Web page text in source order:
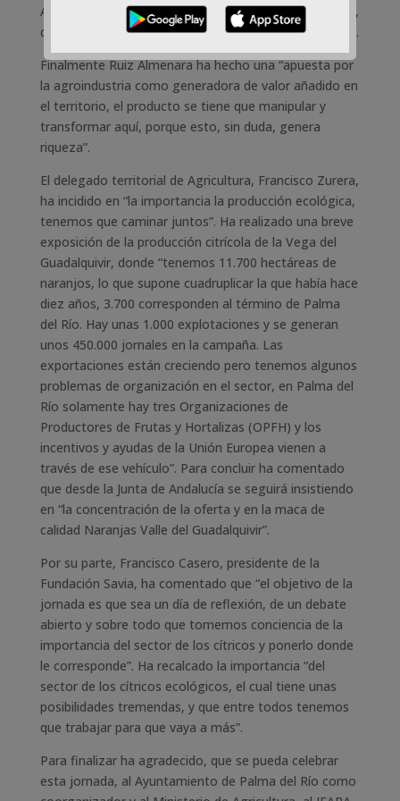
Ayuntamiento de Palma del Río el 30 de junio de 2016,
después un proceso participativo y fruto del consenso.
Finalmente Ruiz Almenara ha hecho una “apuesta por
la agroindustria como generadora de valor añadido en
el territorio, el producto se tiene que manipular y
transformar aquí, porque esto, sin duda, genera
riqueza”.
El delegado territorial de Agricultura, Francisco Zurera,
ha incidido en “la importancia la producción ecológica,
tenemos que caminar juntos”. Ha realizado una breve
exposición de la producción citrícola de la Vega del
Guadalquivir, donde “tenemos 11.700 hectáreas de
naranjos, lo que supone cuadruplicar la que había hace
diez años, 3.700 corresponden al término de Palma
del Río. Hay unas 1.000 explotaciones y se generan
unos 450.000 jornales en la campaña. Las
exportaciones están creciendo pero tenemos algunos
problemas de organización en el sector, en Palma del
Río solamente hay tres Organizaciones de
Productores de Frutas y Hortalizas (OPFH) y los
incentivos y ayudas de la Unión Europea vienen a
través de ese vehículo”. Para concluir ha comentado
que desde la Junta de Andalucía se seguirá insistiendo
en “la concentración de la oferta y en la maca de
calidad Naranjas Valle del Guadalquivir”.
Por su parte, Francisco Casero, presidente de la
Fundación Savia, ha comentado que “el objetivo de la
jornada es que sea un día de reflexión, de un debate
abierto y sobre todo que tomemos conciencia de la
importancia del sector de los cítricos y ponerlo donde
le corresponde”. Ha recalcado la importancia “del
sector de los cítricos ecológicos, el cual tiene unas
posibilidades tremendas, y que entre todos tenemos
que trabajar para que vaya a más”.
Para finalizar ha agradecido, que se pueda celebrar
esta jornada, al Ayuntamiento de Palma del Río como